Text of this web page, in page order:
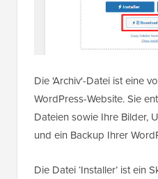
Die 'Archiv'-Datei ist eine
WordPress-Website. Sie
Dateien sowie Ihre Bilder,
und ein Backup Ihrer
Die Datei ‘Installer’ ist ein